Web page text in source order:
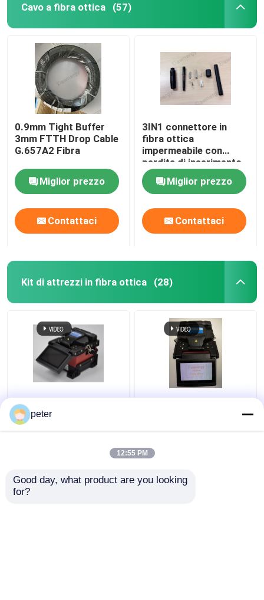
Cavo a fibra ottica (57)
0.9mm Tight Buffer
3mm FTTH Drop Cable
G.657A2 Fibra
Miglior prezzo
Contattaci
3IN1 connettore in
fibra ottica
impermeabile con
perdita di inserimento
di 0,3 dB
Miglior prezzo
Contattaci
Kit di attrezzi in fibra ottica (28)
Splicer di fusione a
fibra ottica
completamente
compatto con monitor
Progetto FTTH Fusion
Splicer rete CATV rete
peter
12:55 PM
Good day, what product are you looking
for?